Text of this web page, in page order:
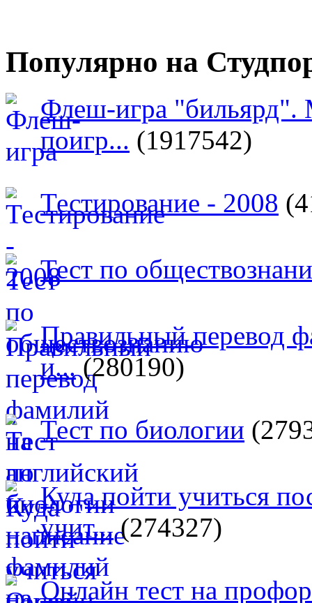
Популярно на
Флеш-игра "бильярд".
поигр... (1917542)
Тестирование - 2008
Тест по
Правильный перевод
и...(280190)
Тест по биологии
Куда пойти учиться
учит...(274327)
Онлайн тест на